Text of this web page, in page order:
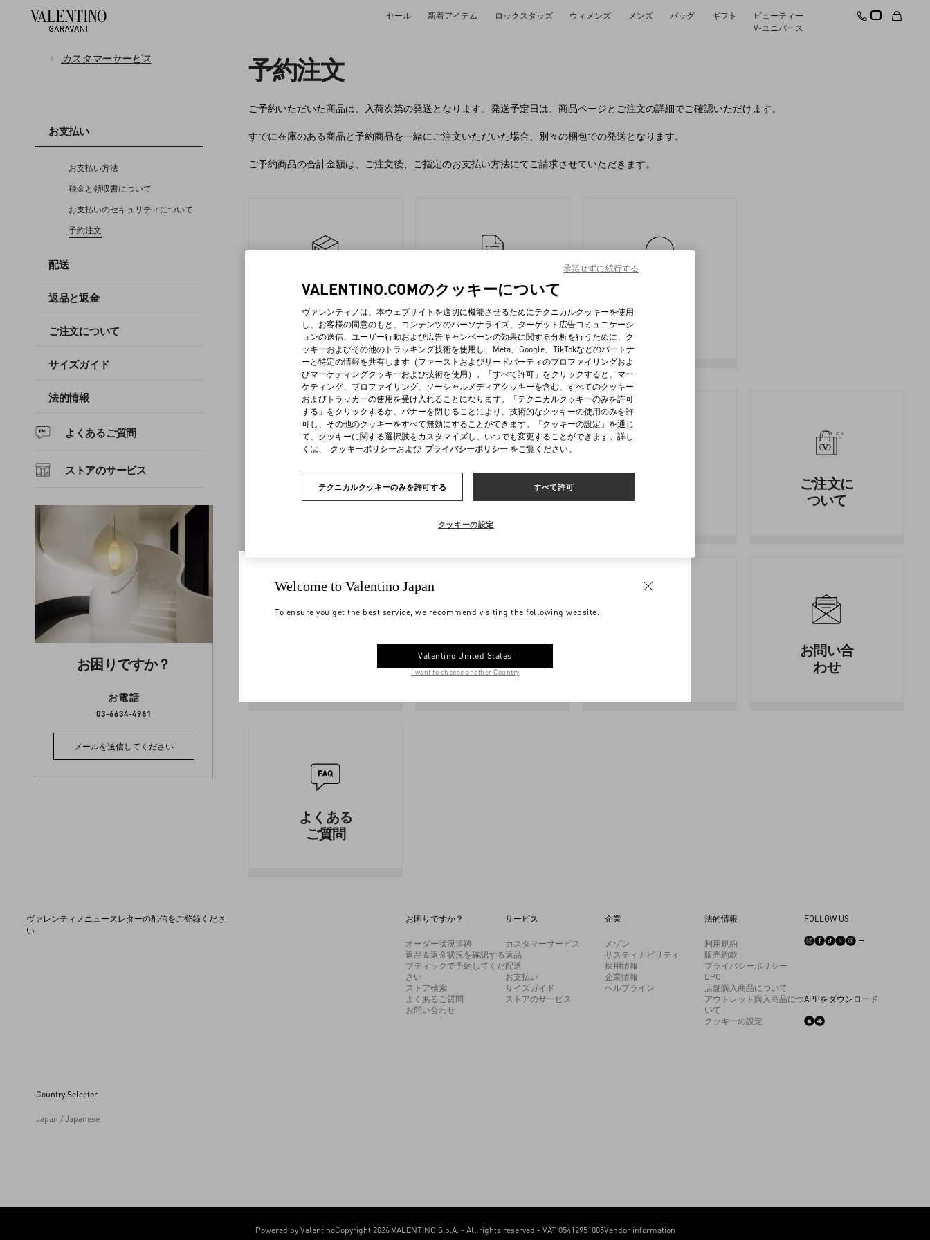
セール 新着アイテム ロックスタッズ ウィメンズ メンズ バッグ ギフト
ビューティー
V-ユニバース
カスタマーサービス
お支払い
お支払い方法
税金と領収書について
お支払いのセキュリティについて
予約注文
配送
返品と返金
ご注文について
サイズガイド
法的情報
よくあるご質問
ストアのサービス
配送
返品と返金
ご注文について
サイズガイド
ストアのサービス
お困りですか？
お電話
03-6634-4961
メールを送信してください
予約注文
ご予約いただいた商品は、入荷次第の発送となります。発送予定日は、商品ページとご注文の詳細でご確認いただけます。
すでに在庫のある商品と予約商品を一緒にご注文いただいた場合、別々の梱包での発送となります。
ご予約商品の合計金額は、ご注文後、ご指定のお支払い方法にてご請求させていただきます。
オーダー
状況追跡
返品フォ
ーム
金状況の
お支払い
ご注文に
ついて
ストアの
サービス
お問い合
わせ
よくある
ご質問
ヴァレンティノニュースレターの配信をご登録くださ
い
Country Selector
Japan / Japanese
お困りですか？
オーダー状況追跡
返品＆返金状況を確認する
ブティックで予約してくだ
さい
ストア検索
よくあるご質問
お問い合わせ
サービス
カスタマーサービス
返品
配送
お支払い
サイズガイド
ストアのサービス
企業
メゾン
サスティナビリティ
採用情報
企業情報
ヘルプライン
法的情報
利用規約
販売約款
プライバシーポリシー
DPO
店舗購入商品について
アウトレット購入商品につ
いて
クッキーの設定
FOLLOW US
APPをダウンロード
Powered by ValentinoCopyright 2026 VALENTINO S.p.A. - All rights reserved - VAT 05412951005Vendor information
Welcome to Valentino Japan
To ensure you get the best service, we recommend visiting the following website:
Valentino United States
I want to choose another Country
VALENTINO.COMのクッキーについて
ヴァレンティノは、本ウェブサイトを適切に機能させるためにテクニカルクッキーを使用
し、お客様の同意のもと、コンテンツのパーソナライズ、ターゲット広告コミュニケーシ
ョンの送信、ユーザー行動および広告キャンペーンの効果に関する分析を行うために、ク
ッキーおよびその他のトラッキング技術を使用し、Meta、Google、TikTokなどのパートナ
ーと特定の情報を共有します（ファーストおよびサードパーティのプロファイリングおよ
びマーケティングクッキーおよび技術を使用）。「すべて許可」をクリックすると、マー
ケティング、プロファイリング、ソーシャルメディアクッキーを含む、すべてのクッキー
およびトラッカーの使用を受け入れることになります。「テクニカルクッキーのみを許可
する」をクリックするか、バナーを閉じることにより、技術的なクッキーの使用のみを許
可し、その他のクッキーをすべて無効にすることができます。「クッキーの設定」を通じ
て、クッキーに関する選択肢をカスタマイズし、いつでも変更することができます。詳し
くは、
クッキーポリシーおよび プライバシーポリシー をご覧ください。
テクニカルクッキーのみを許可する すべて許可
クッキーの設定
承諾せずに続行する